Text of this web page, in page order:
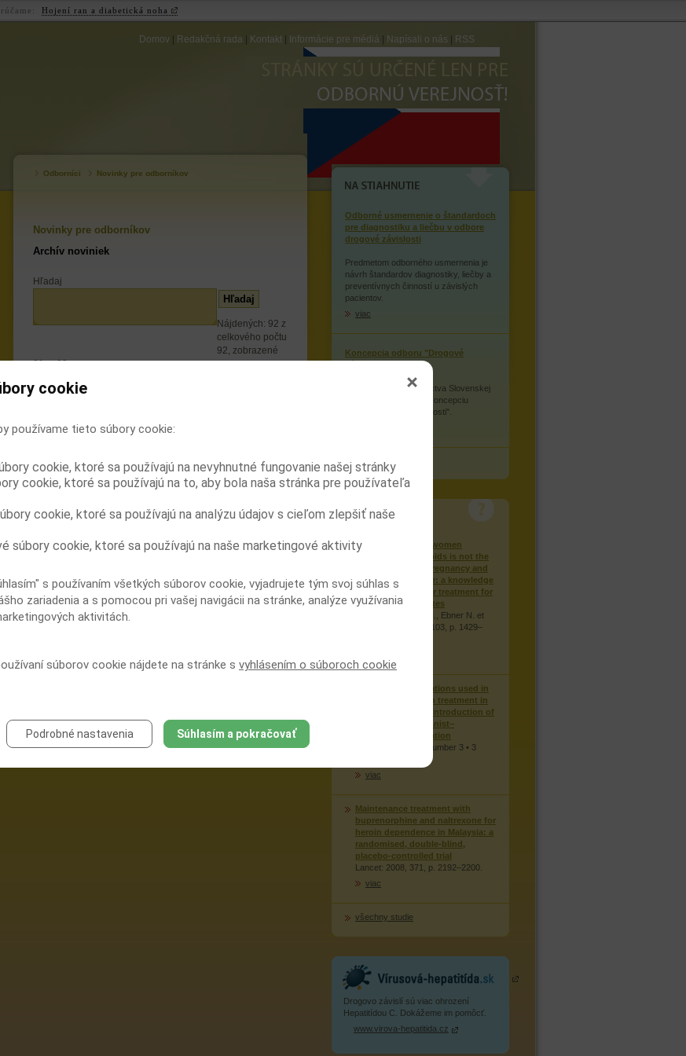
Domov Redakčná rada Kontakt Informácie pre médiá Napísali o nás RSS
OPIÁTOCH
Odborníci Novinky pre odborníkov
Novinky pre odborníkov
Archív noviniek
Hľadaj
Nájdených: 92 z
celkového počtu
92, zobrazené
91. – 92.
prešli z buprenorfínu na kombináciu
buprenorfín-naloxón
Vo Fínsku je buprenorfín jedným z najviac
problém začalo mnoho tamojších liečebných zariadení
kombináciu...
tehotenstve
Pokiaľ je plod in utero exponovaný drogám,
môže u novorodenca vzniknúť neonatálny
abstinenčný syndróm. V tejto švédskej štúdii
NA STIAHNUTIE
Odborné usmernenie o štandardoch
pre diagnostiku a liečbu v odbore
drogové závislosti
Predmetom odborného usmernenia je
návrh štandardov diagnostiky, liečby a
preventívnych činností u závislých
pacientov.
viac
Koncepcia odboru "Drogové
Ministerstvo zdravotníctva Slovenskej
republiky vydáva túto koncepciu
odboru "drogové závislosti".
všechny dokumenty
KLINICKÉ STUDIE
Treating pregnant women
dependent on opioids is not the
same as treating pregnancy and
opioid dependence: a knowledge
synthesis for better treatment for
women and neonates
Winklbaur B., Kopf N., Ebner N. et
al., Addiction: 2008, 103, p. 1429–
Injection of medications used in
opioid substitution treatment in
Australia after the introduction of
a mixed partial agonist–
antagonist formulation
MJA • Volume 191 Number 3 • 3
viac
Maintenance treatment with
buprenorphine and naltrexone for
heroin dependence in Malaysia: a
randomised, double-blind,
placebo-controlled trial
Lancet: 2008, 371, p. 2192–2200.
viac
všechny studie
Drogovo závislí sú viac ohrození
Hepatitídou C. Dokážeme im pomôcť.
www.virova-hepatitida.cz
Hojení ran a diabetická noha
cookie
používame tieto súbory cookie:
cookie, ktoré sa používajú na nevyhnutné fungovanie našej stránky
cookie, ktoré sa používajú na to, aby bola naša stránka pre používateľa
cookie, ktoré sa používajú na analýzu údajov s cieľom zlepšiť naše
súbory cookie, ktoré sa používajú na naše marketingové aktivity
s používaním všetkých súborov cookie, vyjadrujete tým svoj súhlas s
zariadenia a s pomocou pri vašej navigácii na stránke, analýze využívania
aktivitách.
súborov cookie nájdete na stránke s vyhlásením o súboroch cookie
Podrobné nastavenia Súhlasím a pokračovať